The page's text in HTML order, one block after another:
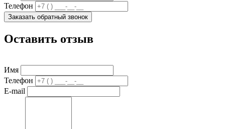
Телефон
Заказать обратный звонок
Оставить отзыв
Имя
Телефон
E-mail